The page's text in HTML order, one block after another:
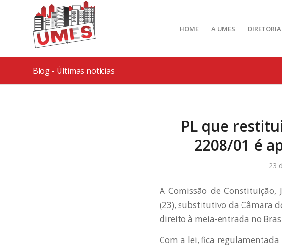
HOME A UMES DIRETORIA
Blog - Últimas notícias
PL que
2208/01 é
23
A Comissão de Constituição,
(23), substitutivo da Câmara
direito à meia-entrada no
Com a lei, fica